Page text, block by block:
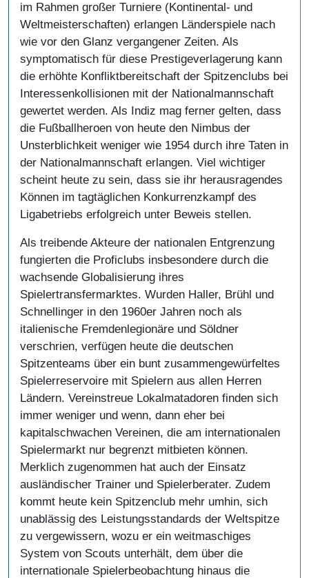
im Rahmen großer Turniere (Kontinental- und
Weltmeisterschaften) erlangen Länderspiele nach
wie vor den Glanz vergangener Zeiten. Als
symptomatisch für diese Prestigeverlagerung kann
die erhöhte Konfliktbereitschaft der Spitzenclubs bei
Interessenkollisionen mit der Nationalmannschaft
gewertet werden. Als Indiz mag ferner gelten, dass
die Fußballheroen von heute den Nimbus der
Unsterblichkeit weniger wie 1954 durch ihre Taten in
der Nationalmannschaft erlangen. Viel wichtiger
scheint heute zu sein, dass sie ihr herausragendes
Können im tagtäglichen Konkurrenzkampf des
Ligabetriebs erfolgreich unter Beweis stellen.
Als treibende Akteure der nationalen Entgrenzung
fungierten die Proficlubs insbesondere durch die
wachsende Globalisierung ihres
Spielertransfermarktes. Wurden Haller, Brühl und
Schnellinger in den 1960er Jahren noch als
italienische Fremdenlegionäre und Söldner
verschrien, verfügen heute die deutschen
Spitzenteams über ein bunt zusammengewürfeltes
Spielerreservoire mit Spielern aus allen Herren
Ländern. Vereinstreue Lokalmatadoren finden sich
immer weniger und wenn, dann eher bei
kapitalschwachen Vereinen, die am internationalen
Spielermarkt nur begrenzt mitbieten können.
Merklich zugenommen hat auch der Einsatz
ausländischer Trainer und Spielerberater. Zudem
kommt heute kein Spitzenclub mehr umhin, sich
unablässig des Leistungsstandards der Weltspitze
zu vergewissern, wozu er ein weitmaschiges
System von Scouts unterhält, dem über die
internationale Spielerbeobachtung hinaus die